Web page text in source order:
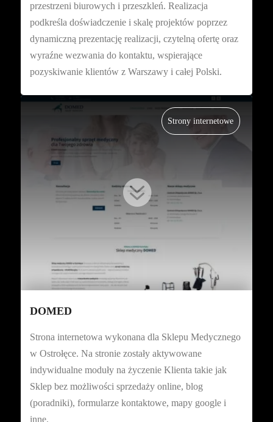
przestrzeni biurowych i przeszkleń. Realizacja
podkreśla doświadczenie i skalę projektów poprzez
dynamiczną prezentację realizacji, czytelną ofertę oraz
wyraźne wezwania do kontaktu, wspierające
pozyskiwanie klientów z Warszawy i całej Polski.
Strony internetowe

DOMED
Strona internetowa wykonana dla Sklepu Medycznego
w Ostrołęce. Na stronie zostały aktywowane
indywidualne moduły na życzenie Klienta takie jak
Sklep bez możliwości sprzedaży online, blog
(poradniki), formularze kontaktowe, mapy google i
inne.